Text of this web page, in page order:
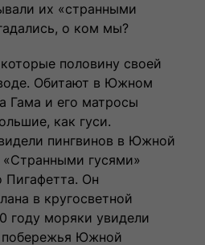
слова,
их «странными
о ком мы?
половину своей
Обитают в Южном
Гама и его матросы
как гуси.
пингвинов в Южной
гусями»
Пигафетта. Он
в кругосветной
году моряки увидели
побережья Южной